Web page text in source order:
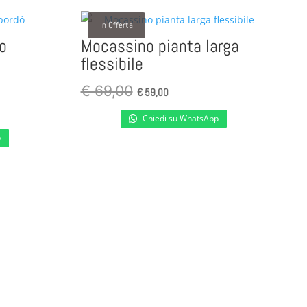
In Offerta
Mocassino pianta larga
flessibile
€69,00 Il
prezzo
originale
€59,00Il
prezzo
attuale
Chiedi su WhatsApp